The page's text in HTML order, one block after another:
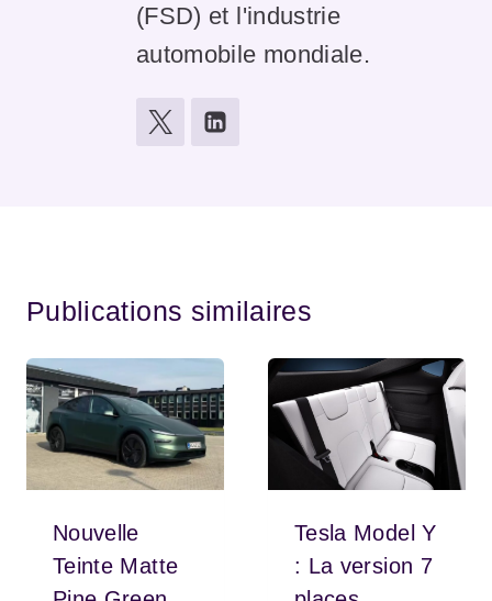
(FSD) et l'industrie
automobile mondiale.
Publications similaires
Nouvelle
Teinte Matte
Tesla Model Y
: La version 7